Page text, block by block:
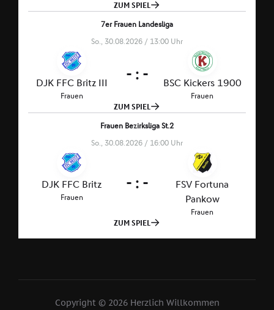
Copyright © 2026 Herzlich Willkommen